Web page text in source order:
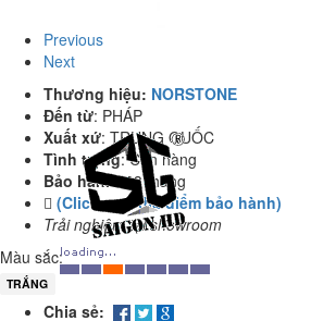
Previous
Next
Thương hiệu: NORSTONE
Đến từ: PHÁP
Xuất xứ: TRUNG QUỐC
Tình trạng:Còn hàng
Bảo hành: 03 tháng
(Click xem địa điểm bảo hành)
Trải nghiệm tại showroom
Màu sắc:
TRẮNG
Chia sẻ: